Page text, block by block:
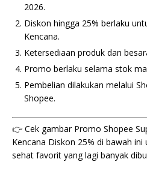
2026.
Diskon hingga 25% berlaku
Kencana.
Ketersediaan produk dan
Promo berlaku selama stok
Pembelian dilakukan melalui
Shopee.
👉 Cek gambar Promo Shopee
Kencana Diskon 25% di bawah
sehat favorit yang lagi banyak